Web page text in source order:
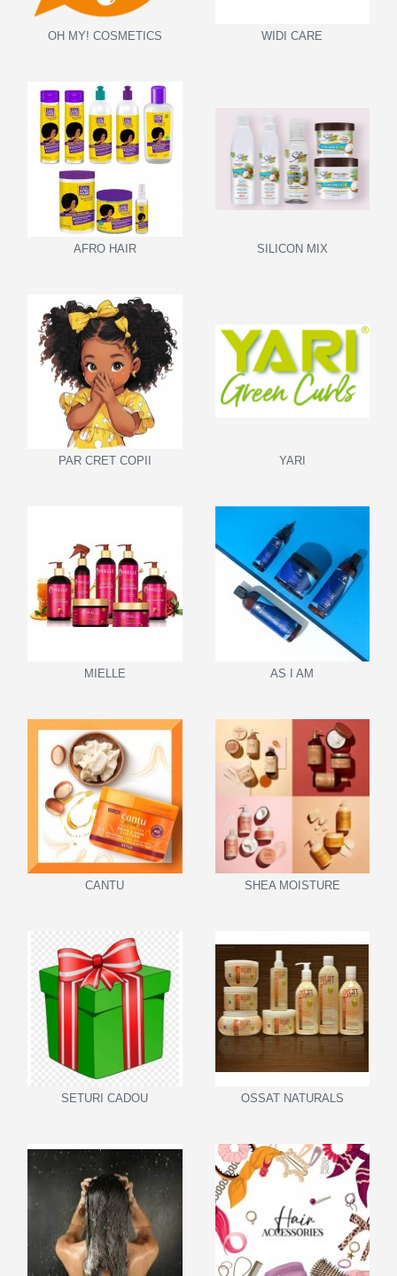
OH MY! COSMETICS WIDI CARE
AFRO HAIR SILICON MIX
PAR CRET COPII YARI
MIELLE AS I AM
CANTU SHEA MOISTURE
SETURI CADOU OSSAT NATURALS